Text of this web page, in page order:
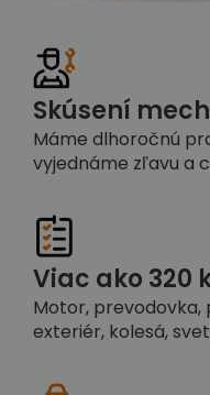
Skúsení
Máme dlhoročnú
vyjednáme zľavu a
Viac ako 320
Motor, prevodovka,
exteriér, kolesá,